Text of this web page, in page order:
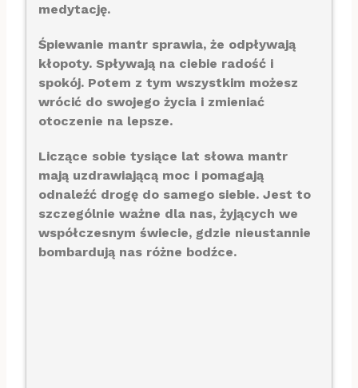
medytację.
Śpiewanie mantr sprawia, że odpływają
kłopoty. Spływają na ciebie radość i
spokój. Potem z tym wszystkim możesz
wrócić do swojego życia i zmieniać
otoczenie na lepsze.
Liczące sobie tysiące lat słowa mantr
mają uzdrawiającą moc i pomagają
odnaleźć drogę do samego siebie. Jest to
szczególnie ważne dla nas, żyjących we
współczesnym świecie, gdzie nieustannie
bombardują nas różne bodźce.